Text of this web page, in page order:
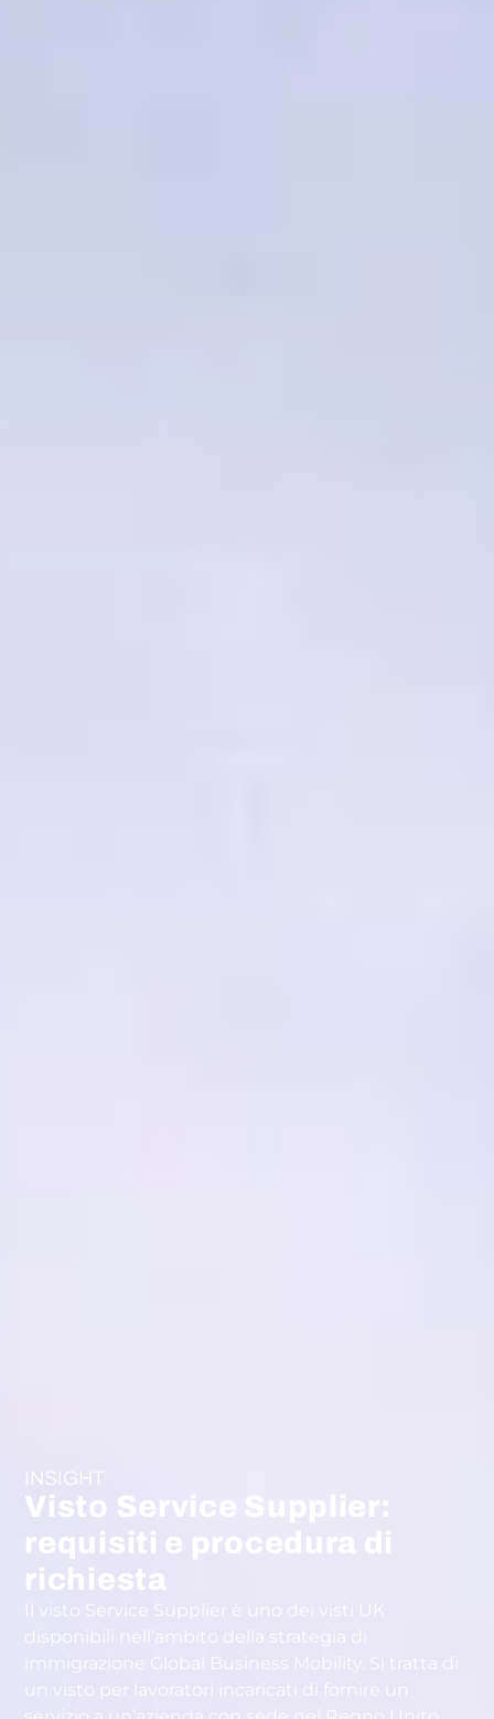
INSIGHT
Visto Service Supplier:
requisiti e procedura di
richiesta
Il visto Service Supplier è uno dei visti UK
disponibili nell’ambito della strategia di
immigrazione Global Business Mobility. Si tratta di
un visto per lavoratori incaricati di fornire un